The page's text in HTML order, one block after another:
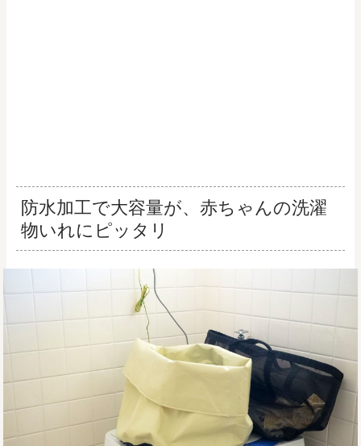
防水加工で大容量が、赤ちゃんの洗濯
物いれにピッタリ